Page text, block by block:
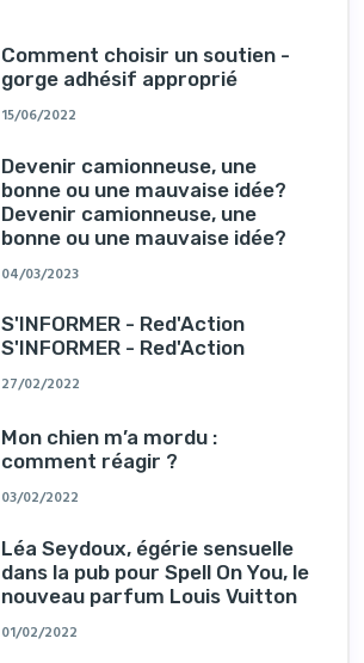
Comment choisir un soutien -
gorge adhésif approprié
15/06/2022
Devenir camionneuse, une
bonne ou une mauvaise idée?
Devenir camionneuse, une
bonne ou une mauvaise idée?
04/03/2023
S'INFORMER - Red'Action
S'INFORMER - Red'Action
27/02/2022
Mon chien m’a mordu :
comment réagir ?
03/02/2022
Léa Seydoux, égérie sensuelle
dans la pub pour Spell On You, le
nouveau parfum Louis Vuitton
01/02/2022